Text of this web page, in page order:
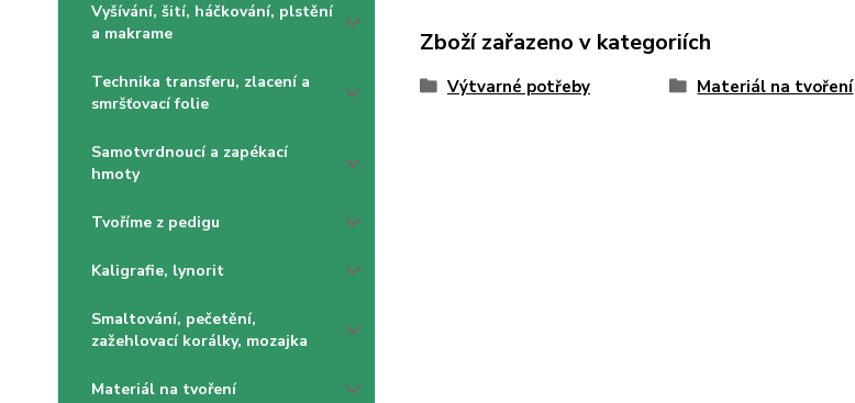
Vyšívání, šití, háčkování, plstění
a makrame
Technika transferu, zlacení a
smršťovací folie
Samotvrdnoucí a zapékací
hmoty
Tvoříme z pedigu
Kaligrafie, lynorit
Smaltování, pečetění,
zažehlovací korálky, mozajka
Materiál na tvoření
Zboží zařazeno v kategoriích
Výtvarné potřeby Materiál na tvoření